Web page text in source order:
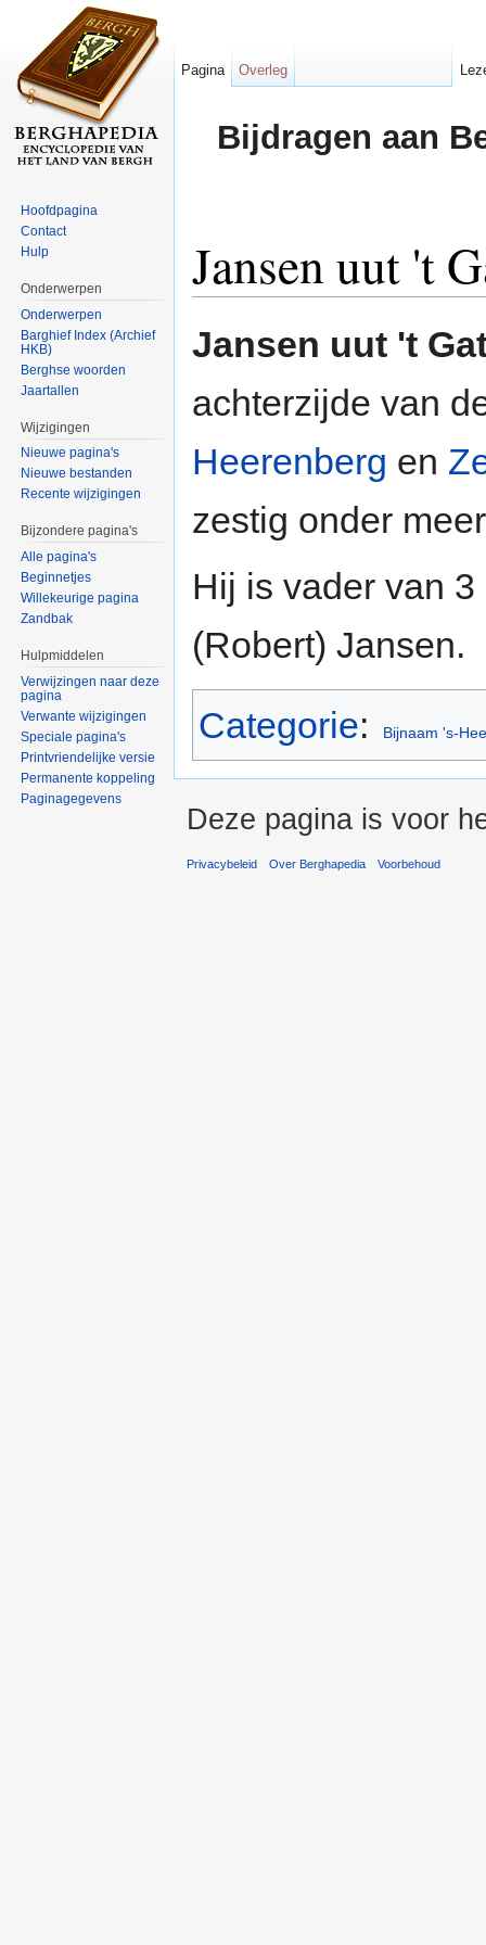
Bijdragen aan
Jansen uut 't
Jansen uut 't
achterzijde van
Heerenberg en
zestig onder
Hij is vader van
(Robert) Jansen.
Categorie: Bijnaam 's-
Pagina Overleg
Hoofdpagina
Contact
Hulp
Onderwerpen
Onderwerpen
Barghief Index (Archief
HKB)
Berghse woorden
Jaartallen
Wijzigingen
Nieuwe pagina's
Nieuwe bestanden
Recente wijzigingen
Bijzondere pagina's
Alle pagina's
Beginnetjes
Willekeurige pagina
Zandbak
Hulpmiddelen
Verwijzingen naar deze
pagina
Verwante wijzigingen
Speciale pagina's
Printvriendelijke versie
Permanente koppeling
Paginagegevens
Deze pagina is voor
Privacybeleid Over Berghapedia Voorbehoud